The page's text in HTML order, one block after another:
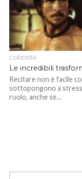
CURIOSITÀ
Le incredibili
Recitare non è facile
sottopongono a
ruolo, anche se...